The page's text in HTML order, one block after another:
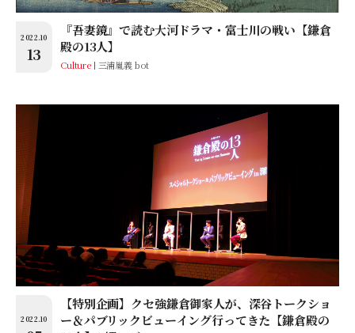
2022.10
13
『吾妻鏡』で読む大河ドラマ・富士川の戦い【鎌倉
殿の13人】
Culture 三浦胤義 bot
2022.10
【特別企画】クセ強鎌倉御家人が、深谷トークショ
ー＆パブリックビューイング行ってきた【鎌倉殿の